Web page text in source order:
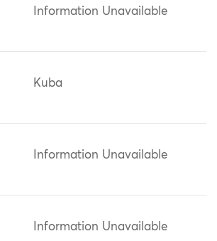
Information Unavailable
Kuba
Information Unavailable
Information Unavailable